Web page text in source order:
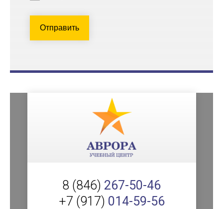
Отправить
8 (846) 267-50-46
+7 (917) 014-59-56